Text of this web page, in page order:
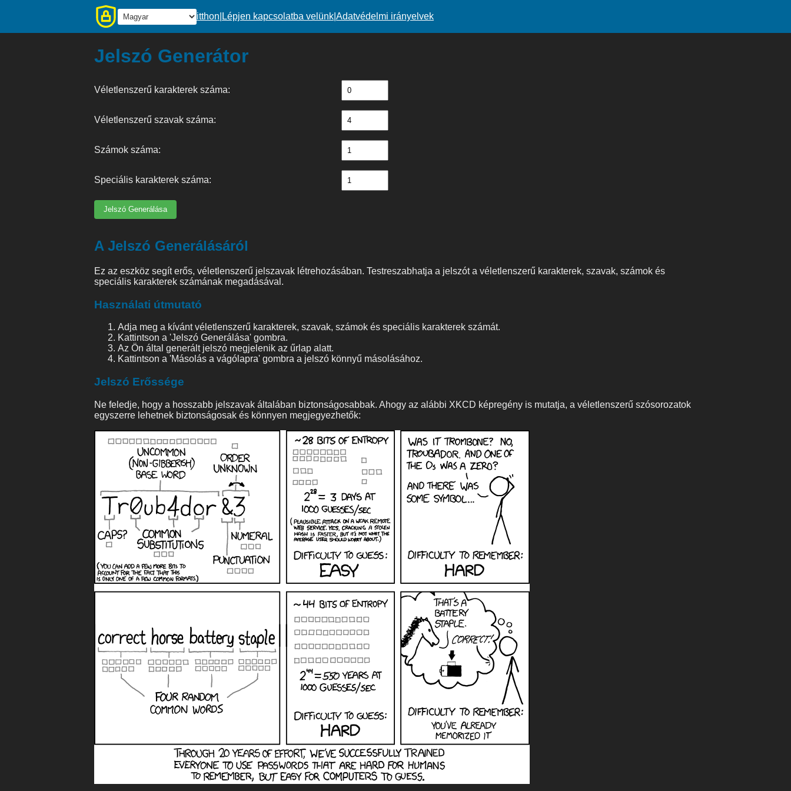
itthon Lépjen kapcsolatba velünk Adatvédelmi irányelvek
Jelszó Generátor
Véletlenszerű karakterek száma:
Véletlenszerű szavak száma:
Számok száma:
Speciális karakterek száma:
Jelszó Generálása
A Jelszó Generálásáról
Ez az eszköz segít erős, véletlenszerű jelszavak létrehozásában. Testreszabhatja a jelszót a véletlenszerű karakterek, szavak, számok és
speciális karakterek számának megadásával.
Használati útmutató
Adja meg a kívánt véletlenszerű karakterek, szavak, számok és speciális karakterek számát.
Kattintson a 'Jelszó Generálása' gombra.
Az Ön által generált jelszó megjelenik az űrlap alatt.
Kattintson a 'Másolás a vágólapra' gombra a jelszó könnyű másolásához.
Jelszó Erőssége
Ne feledje, hogy a hosszabb jelszavak általában biztonságosabbak. Ahogy az alábbi XKCD képregény is mutatja, a véletlenszerű szósorozatok
egyszerre lehetnek biztonságosak és könnyen megjegyezhetők: